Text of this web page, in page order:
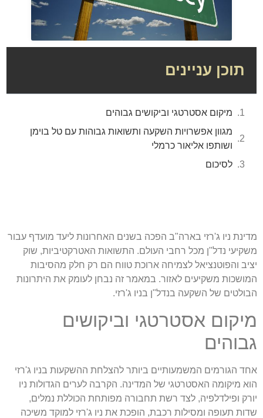
תוכן עניינים
מיקום אסטרטגי וביקושים גבוהים
מגוון אפשרויות השקעה ותשואות גבוהות עם טל בוימן
ושותפו אליאור כרמלי
לסיכום
מדינת ניו ג'רזי בארה"ב הפכה בשנים האחרונות ליעד מועדף עבור
משקיעי נדל"ן מכל רחבי העולם. התשואות האטרקטיביות, שוק
יציב והפוטנציאל לצמיחה ארוכת טווח הם רק חלק מהסיבות
המושכות משקיעים לאזור. במאמר זה נבחן לעומק את היתרונות
הבולטים של השקעה בנדל"ן בניו ג'רזי.
מיקום אסטרטגי וביקושים
גבוהים
אחד הגורמים המשמעותיים ביותר להצלחת ההשקעות בניו ג'רזי
הוא מיקומה האסטרטגי של המדינה. הקרבה לערים הגדולות ניו
יורק ופילדלפיה, לצד רשת תחבורה מפותחת הכוללת נמלים,
שדות תעופה ומסילות רכבת, הופכת את ניו ג'רזי למוקד משיכה